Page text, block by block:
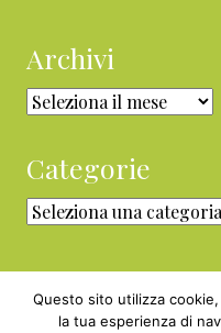
Archivi
Archivi
Categorie
Categorie
Questo sito utilizza
la tua esperienza di